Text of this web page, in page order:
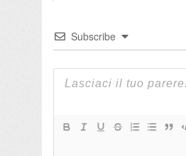
Subscribe